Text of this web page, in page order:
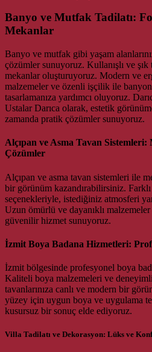
Banyo ve Mutfak Tadilatı:
Mekanlar
Banyo ve mutfak gibi yaşam
çözümler sunuyoruz. Kullanışlı ve
mekanlar oluşturuyoruz. Modern ve
malzemeler ve özenli işçilik ile
tasarlamanıza yardımcı oluyoruz.
Ustalar Darıca olarak, estetik
zamanda pratik çözümler sunuyoruz.
Alçıpan ve Asma Tavan
Çözümler
Alçıpan ve asma tavan sistemleri ile
bir görünüm kazandırabilirsiniz.
seçenekleriyle, istediğiniz atmosferi
Uzun ömürlü ve dayanıklı
güvenilir hizmet sunuyoruz.
İzmit Boya Badana Hizmetleri:
İzmit bölgesinde profesyonel boya
Kaliteli boya malzemeleri ve
tavanlarınıza canlı ve modern bir
yüzey için uygun boya ve uygulama
kusursuz bir sonuç elde ediyoruz.
Villa Tadilatı ve Dekorasyon: Lüks ve